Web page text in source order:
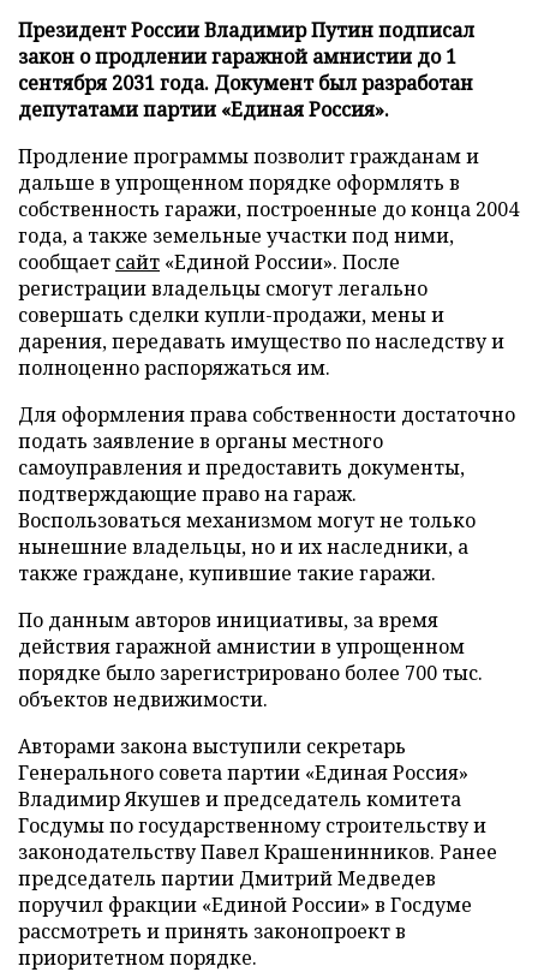
Президент России Владимир Путин подписал
закон о продлении гаражной амнистии до 1
сентября 2031 года. Документ был разработан
депутатами партии «Единая Россия».
Продление программы позволит гражданам и
дальше в упрощенном порядке оформлять в
собственность гаражи, построенные до конца 2004
года, а также земельные участки под ними,
сообщает сайт «Единой России». После
регистрации владельцы смогут легально
совершать сделки купли-продажи, мены и
дарения, передавать имущество по наследству и
полноценно распоряжаться им.
Для оформления права собственности достаточно
подать заявление в органы местного
самоуправления и предоставить документы,
подтверждающие право на гараж.
Воспользоваться механизмом могут не только
нынешние владельцы, но и их наследники, а
также граждане, купившие такие гаражи.
По данным авторов инициативы, за время
действия гаражной амнистии в упрощенном
порядке было зарегистрировано более 700 тыс.
объектов недвижимости.
Авторами закона выступили секретарь
Генерального совета партии «Единая Россия»
Владимир Якушев и председатель комитета
Госдумы по государственному строительству и
законодательству Павел Крашенинников. Ранее
председатель партии Дмитрий Медведев
поручил фракции «Единой России» в Госдуме
рассмотреть и принять законопроект в
приоритетном порядке.